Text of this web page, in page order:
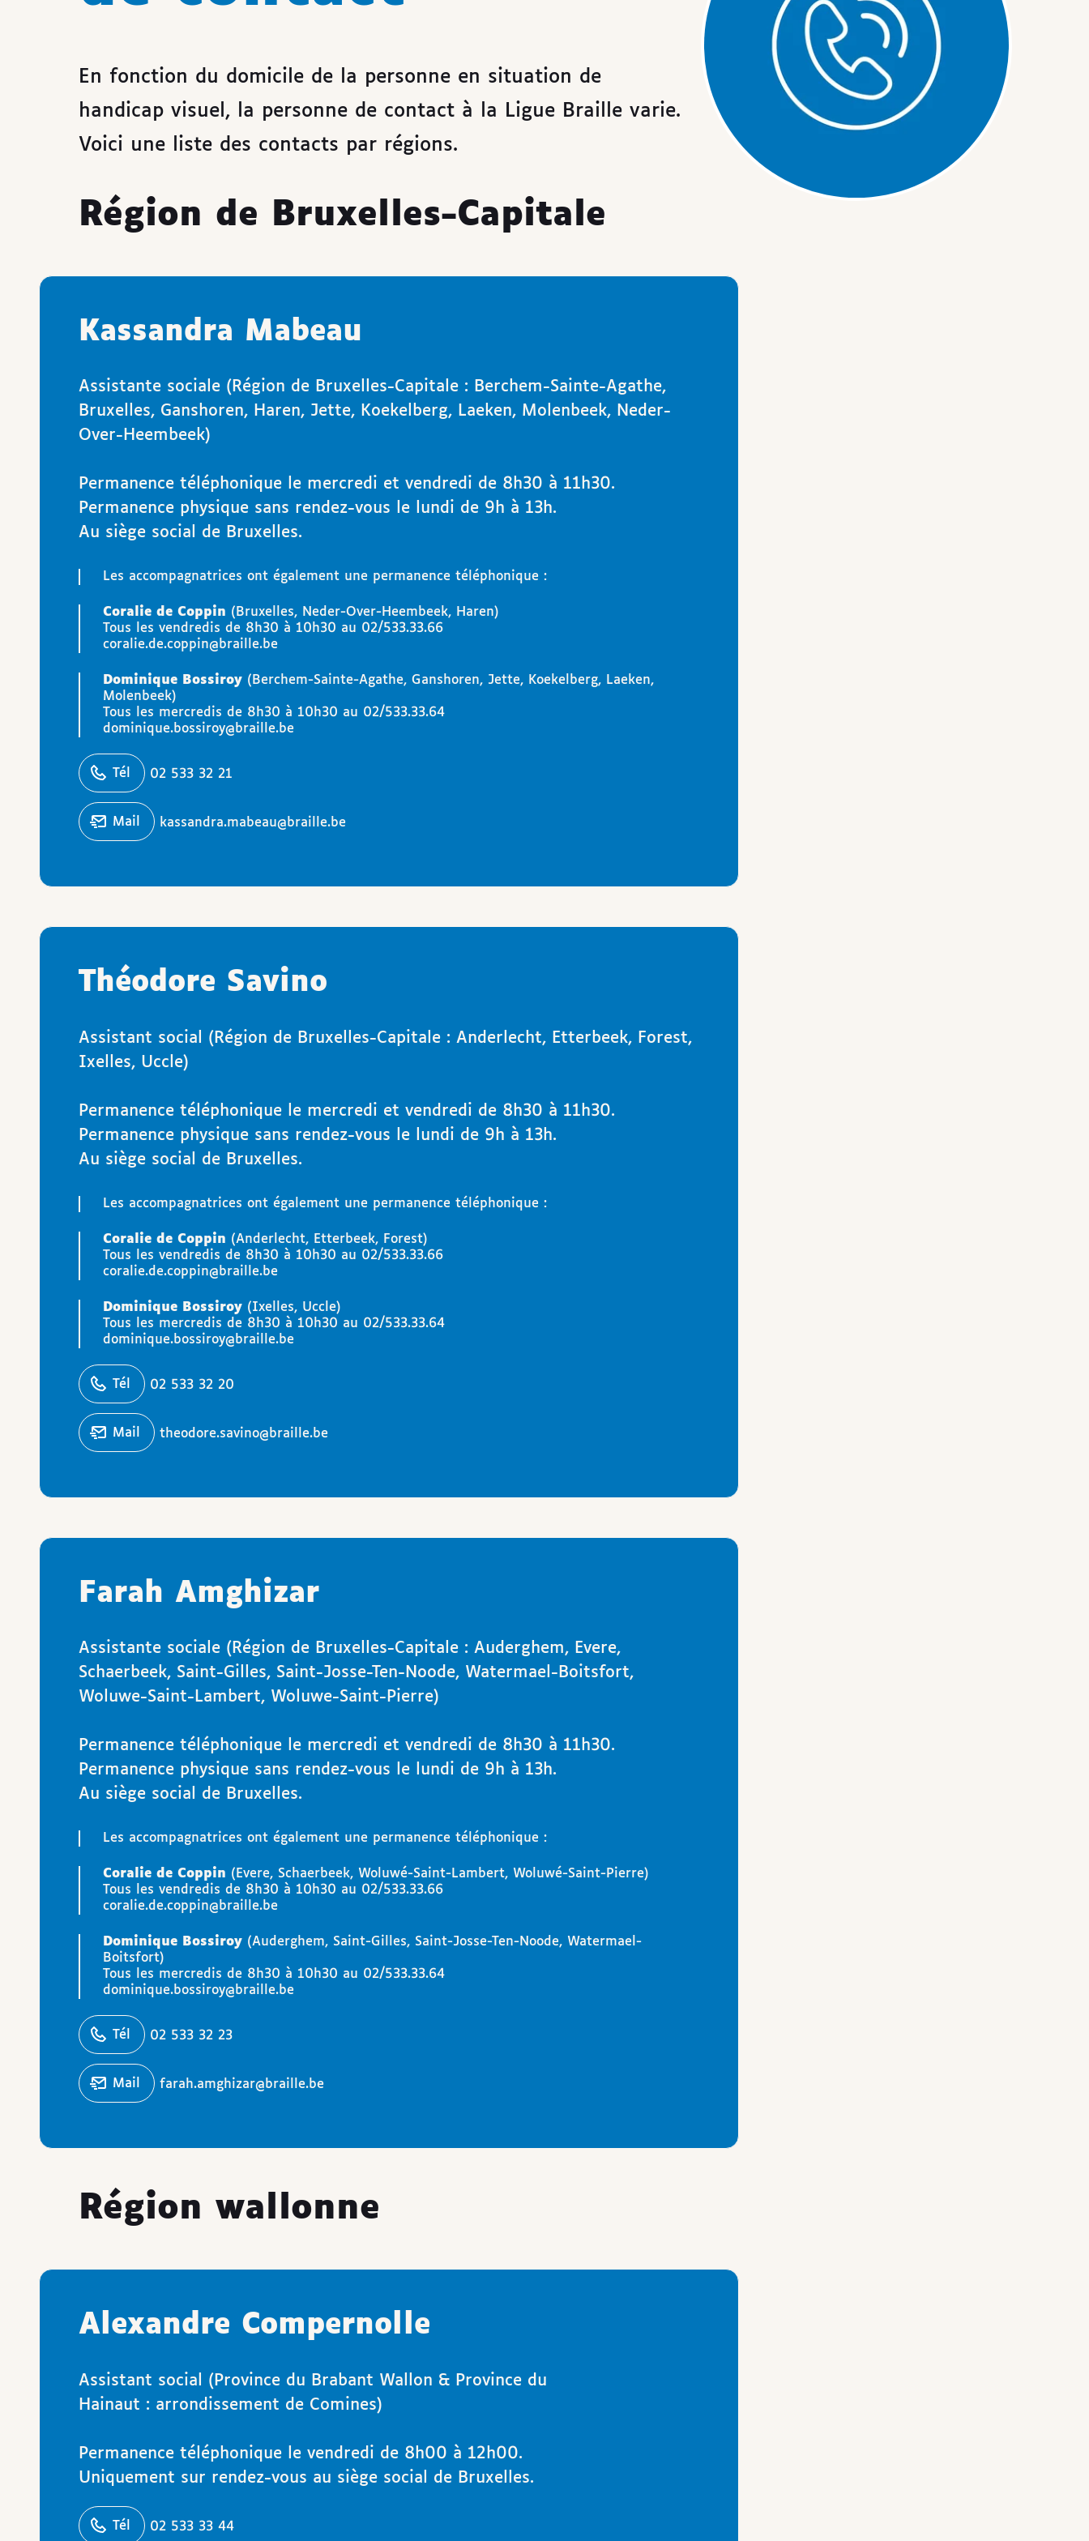
En fonction du domicile de la personne en situation de
handicap visuel, la personne de contact à la Ligue Braille varie.
Voici une liste des contacts par régions.
Région de Bruxelles-Capitale
Kassandra Mabeau
Assistante sociale (Région de Bruxelles-Capitale : Berchem-Sainte-Agathe,
Bruxelles, Ganshoren, Haren, Jette, Koekelberg, Laeken, Molenbeek, Neder-
Over-Heembeek)
Permanence téléphonique le mercredi et vendredi de 8h30 à 11h30.
Permanence physique sans rendez-vous le lundi de 9h à 13h.
Au siège social de Bruxelles.
Les accompagnatrices ont également une permanence téléphonique :
Coralie de Coppin (Bruxelles, Neder-Over-Heembeek, Haren)
Tous les vendredis de 8h30 à 10h30 au 02/533.33.66
coralie.de.coppin@braille.be
Dominique Bossiroy (Berchem-Sainte-Agathe, Ganshoren, Jette, Koekelberg, Laeken,
Molenbeek)
Tous les mercredis de 8h30 à 10h30 au 02/533.33.64
dominique.bossiroy@braille.be
Tél éphoner
02 533 32 21
Écrire un
mail kassandra.mabeau@braille.be
Théodore Savino
Assistant social (Région de Bruxelles-Capitale : Anderlecht, Etterbeek, Forest,
Ixelles, Uccle)
Permanence téléphonique le mercredi et vendredi de 8h30 à 11h30.
Permanence physique sans rendez-vous le lundi de 9h à 13h.
Au siège social de Bruxelles.
Les accompagnatrices ont également une permanence téléphonique :
Coralie de Coppin (Anderlecht, Etterbeek, Forest)
Tous les vendredis de 8h30 à 10h30 au 02/533.33.66
coralie.de.coppin@braille.be
Dominique Bossiroy (Ixelles, Uccle)
Tous les mercredis de 8h30 à 10h30 au 02/533.33.64
dominique.bossiroy@braille.be
Tél éphoner
02 533 32 20
Écrire un
mail theodore.savino@braille.be
Farah Amghizar
Assistante sociale (Région de Bruxelles-Capitale : Auderghem, Evere,
Schaerbeek, Saint-Gilles, Saint-Josse-Ten-Noode, Watermael-Boitsfort,
Woluwe-Saint-Lambert, Woluwe-Saint-Pierre)
Permanence téléphonique le mercredi et vendredi de 8h30 à 11h30.
Permanence physique sans rendez-vous le lundi de 9h à 13h.
Au siège social de Bruxelles.
Les accompagnatrices ont également une permanence téléphonique :
Coralie de Coppin (Evere, Schaerbeek, Woluwé-Saint-Lambert, Woluwé-Saint-Pierre)
Tous les vendredis de 8h30 à 10h30 au 02/533.33.66
coralie.de.coppin@braille.be
Dominique Bossiroy (Auderghem, Saint-Gilles, Saint-Josse-Ten-Noode, Watermael-
Boitsfort)
Tous les mercredis de 8h30 à 10h30 au 02/533.33.64
dominique.bossiroy@braille.be
Tél éphoner
02 533 32 23
Écrire un
mail farah.amghizar@braille.be
Région wallonne
Alexandre Compernolle
Assistant social (Province du Brabant Wallon & Province du
Hainaut : arrondissement de Comines)
Permanence téléphonique le vendredi de 8h00 à 12h00.
Uniquement sur rendez-vous au siège social de Bruxelles.
Tél éphoner
02 533 33 44